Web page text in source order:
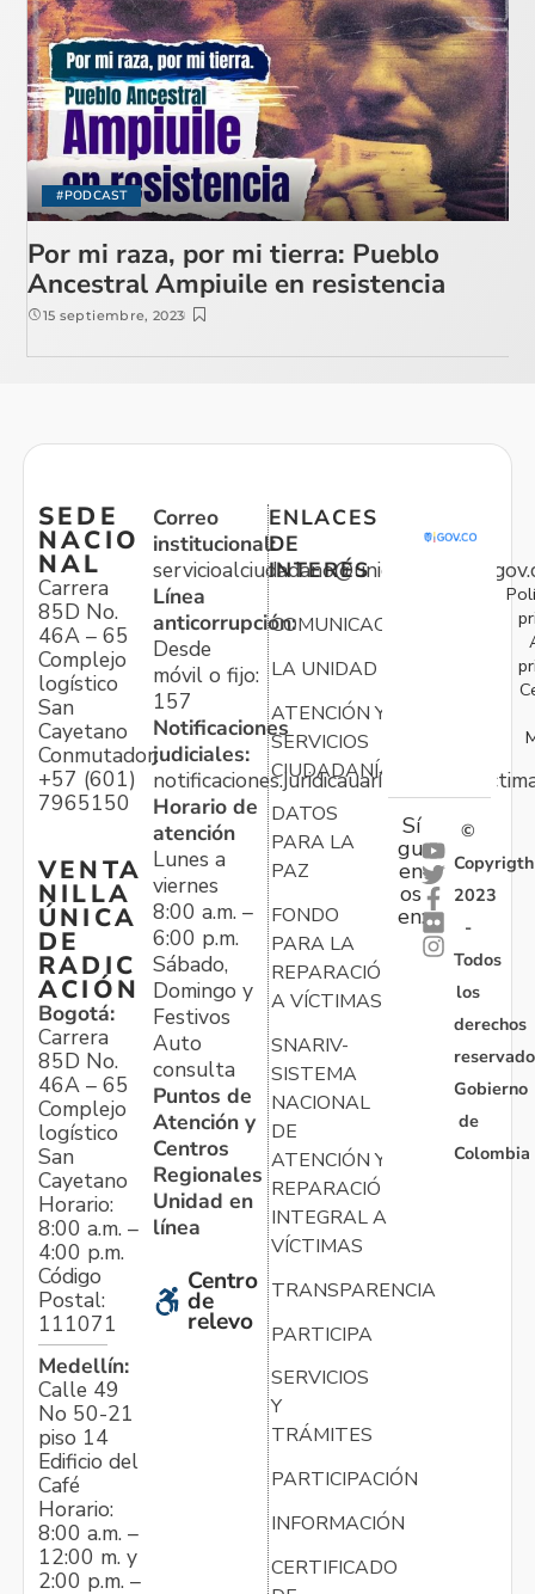
#PODCAST
Por mi raza, por mi tierra: Pueblo
Ancestral Ampiuile en resistencia
15 septiembre, 2023
SEDE
NACIO
NAL
Carrera
85D No.
46A – 65
Complejo
logístico
San
Cayetano
Conmutador:
+57 (601)
7965150
VENTA
NILLA
ÚNICA
DE
RADIC
ACIÓN
Bogotá:
Carrera
85D No.
46A – 65
Complejo
logístico
San
Cayetano
Horario:
8:00 a.m. –
4:00 p.m.
Código
Postal:
111071
Medellín:
Calle 49
No 50-21
piso 14
Edificio del
Café
Horario:
8:00 a.m. –
12:00 m. y
2:00 p.m. –
Correo
institucional:
Línea
anticorrupción:
Desde
móvil o fijo:
157
Notificaciones
judiciales:
Horario de
atención
Lunes a
viernes
8:00 a.m. –
6:00 p.m.
Sábado,
Domingo y
Festivos
Auto
consulta
Puntos de
Atención y
Centros
Regionales
Unidad en
línea
Centro
de
relevo
ENLACES
DE
INTERÉS
COMUNICACIONES
LA UNIDAD
ATENCIÓN Y
SERVICIOS
CIUDADANÍA
DATOS
PARA LA
PAZ
FONDO
PARA LA
REPARACIÓN
A VÍCTIMAS
SNARIV-
SISTEMA
NACIONAL
DE
ATENCIÓN Y
REPARACIÓN
INTEGRAL A
VÍCTIMAS
TRANSPARENCIA
PARTICIPA
SERVICIOS
Y
TRÁMITES
PARTICIPACIÓN
INFORMACIÓN
CERTIFICADO
Sí
gu
en
os
en:
©
Copyrigth
2023
-
Todos
los
derechos
Gobierno
de
Colombia